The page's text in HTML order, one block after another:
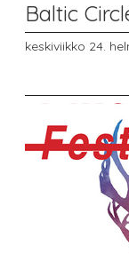
Baltic
keskiviikko 24.